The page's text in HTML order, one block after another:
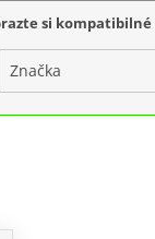
si
Značka